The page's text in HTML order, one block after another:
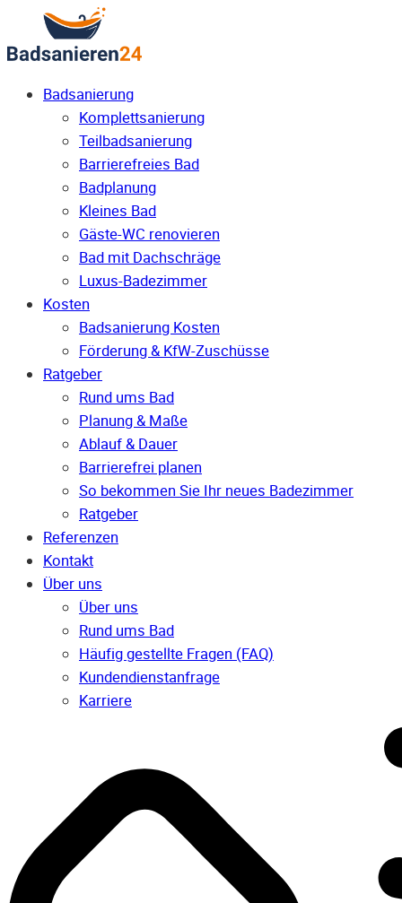
Badsanierung
Komplettsanierung
Teilbadsanierung
Barrierefreies Bad
Badplanung
Kleines Bad
Gäste-WC renovieren
Bad mit Dachschräge
Luxus-Badezimmer
Kosten
Badsanierung Kosten
Förderung & KfW-Zuschüsse
Ratgeber
Rund ums Bad
Planung & Maße
Ablauf & Dauer
Barrierefrei planen
So bekommen Sie Ihr neues Badezimmer
Ratgeber
Referenzen
Kontakt
Über uns
Über uns
Rund ums Bad
Häufig gestellte Fragen (FAQ)
Kunden­dienst­anfrage
Karriere